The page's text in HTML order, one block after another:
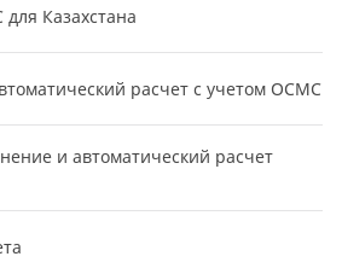
Казахстана
расчет с учетом ОСМС
и автоматический расчет